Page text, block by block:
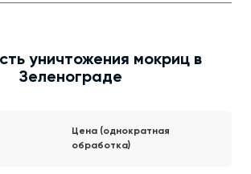
уничтожения мокриц в
Зеленограде
Цена (однократная
обработка)